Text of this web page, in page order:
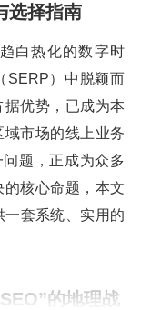
选择指南
白热化的数字时
SERP）中脱颖而
优势，已成为本
市场的线上业务
问题，正成为众多
核心命题，本文
套系统、实用的
的地理战